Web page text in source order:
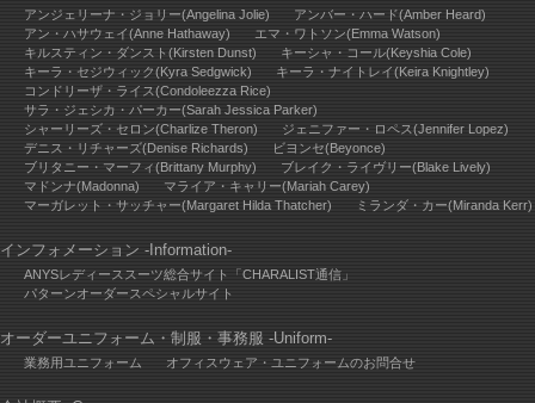
アンジェリーナ・ジョリー(Angelina Jolie)
アンバー・ハード(Amber Heard)
アン・ハサウェイ(Anne Hathaway)
エマ・ワトソン(Emma Watson)
キルスティン・ダンスト(Kirsten Dunst)
キーシャ・コール(Keyshia Cole)
キーラ・セジウィック(Kyra Sedgwick)
キーラ・ナイトレイ(Keira Knightley)
コンドリーザ・ライス(Condoleezza Rice)
サラ・ジェシカ・パーカー(Sarah Jessica Parker)
シャーリーズ・セロン(Charlize Theron)
ジェニファー・ロペス(Jennifer Lopez)
デニス・リチャーズ(Denise Richards)
ビヨンセ(Beyonce)
ブリタニー・マーフィ(Brittany Murphy)
ブレイク・ライヴリー(Blake Lively)
マドンナ(Madonna)
マライア・キャリー(Mariah Carey)
マーガレット・サッチャー(Margaret Hilda Thatcher)
ミランダ・カー(Miranda Kerr)
インフォメーション -Information-
ANYSレディーススーツ総合サイト「CHARALIST通信」
パターンオーダースペシャルサイト
オーダーユニフォーム・制服・事務服 -Uniform-
業務用ユニフォーム オフィスウェア・ユニフォームのお問合せ